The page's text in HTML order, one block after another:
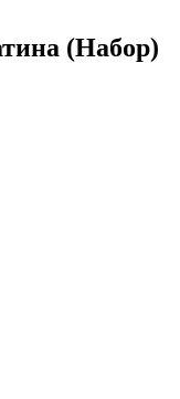
(Набор)